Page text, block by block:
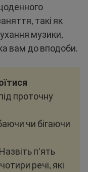
такі як
музики,
вам до вподоби.
проточну
чи бігаючи
п'ять
речі, які